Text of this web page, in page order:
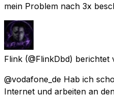
mein Problem nach 3x
Flink (@FlinkDbd) berichtet
@vodafone_de Hab ich
Internet und arbeiten an